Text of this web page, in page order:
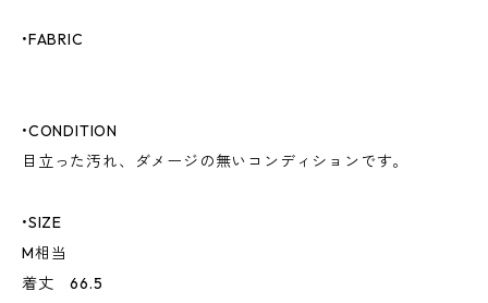
•FABRIC
•CONDITION
目立った汚れ、ダメージの無いコンディションです。
•SIZE
M相当
着丈 66.5